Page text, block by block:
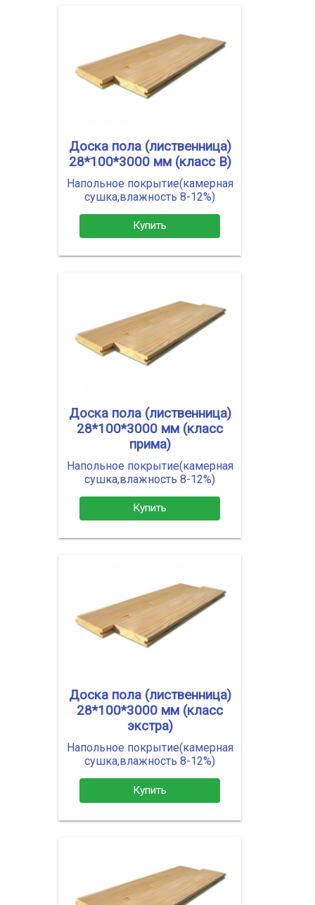
Доска пола (лиственница)
28*100*3000 мм (класс В)
Напольное покрытие(камерная
сушка,влажность 8-12%)
Купить
Доска пола (лиственница)
28*100*3000 мм (класс
прима)
Напольное покрытие(камерная
сушка,влажность 8-12%)
Купить
Доска пола (лиственница)
28*100*3000 мм (класс
экстра)
Напольное покрытие(камерная
сушка,влажность 8-12%)
Купить